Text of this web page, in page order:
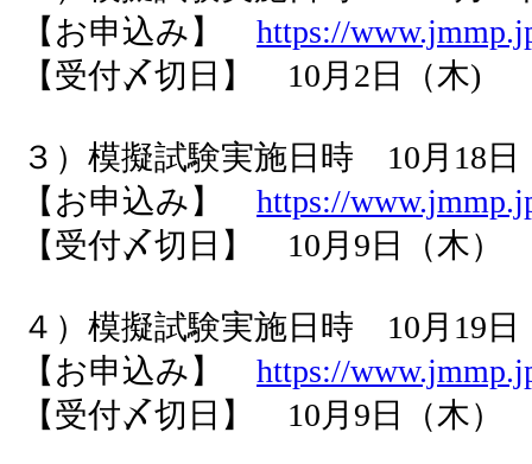
【お申込み】 https://
【受付〆切日】 10月2日（木)
３）模擬試験実施日時 10月18
【お申込み】 https://
【受付〆切日】 10月9日（木）
４）模擬試験実施日時 10月19
【お申込み】 https://
【受付〆切日】 10月9日（木）